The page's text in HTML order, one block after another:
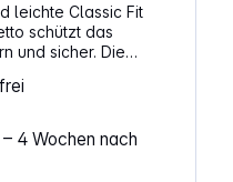
leichte Classic Fit
schützt das
und sicher. Die
Schutzhülle passt
Arbeitsplatz an und
unterwegs. Dank der
aus
und 4 Millimeter
bietet die Hülle
4 Wochen nach